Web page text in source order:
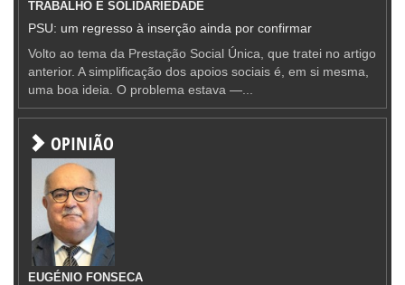
TRABALHO E SOLIDARIEDADE
PSU: um regresso à inserção ainda por confirmar
Volto ao tema da Prestação Social Única, que tratei no artigo
anterior. A simplificação dos apoios sociais é, em si mesma,
uma boa ideia. O problema estava —...
OPINIÃO
EUGÉNIO FONSECA